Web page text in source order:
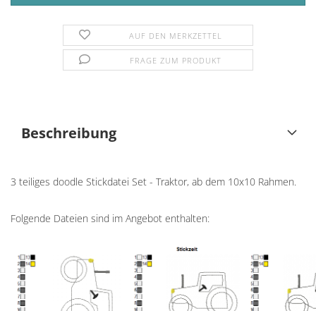
AUF DEN MERKZETTEL
FRAGE ZUM PRODUKT
Beschreibung
3 teiliges doodle Stickdatei Set - Traktor, ab dem 10x10 Rahmen.
Folgende Dateien sind im Angebot enthalten: